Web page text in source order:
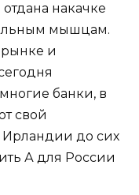
накачке
мышцам.
и
банки, в
свой
Ирландии до сих
А для России